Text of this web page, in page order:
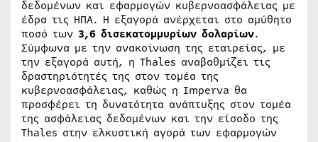
δεδομένων και εφαρμογών κυβερνοασφάλειας με
έδρα τις ΗΠΑ. Η εξαγορά ανέρχεται στο αμύθητο
ποσό των 3,6 δισεκατομμυρίων δολαρίων.
Σύμφωνα με την ανακοίνωση της εταιρείας, με
την εξαγορά αυτή, η Thales αναβαθμίζει τις
δραστηριότητές της στον τομέα της
κυβερνοασφάλειας, καθώς η Imperva θα
προσφέρει τη δυνατότητα ανάπτυξης στον τομέα
της ασφάλειας δεδομένων και την είσοδο της
Thales στην ελκυστική αγορά των εφαρμογών